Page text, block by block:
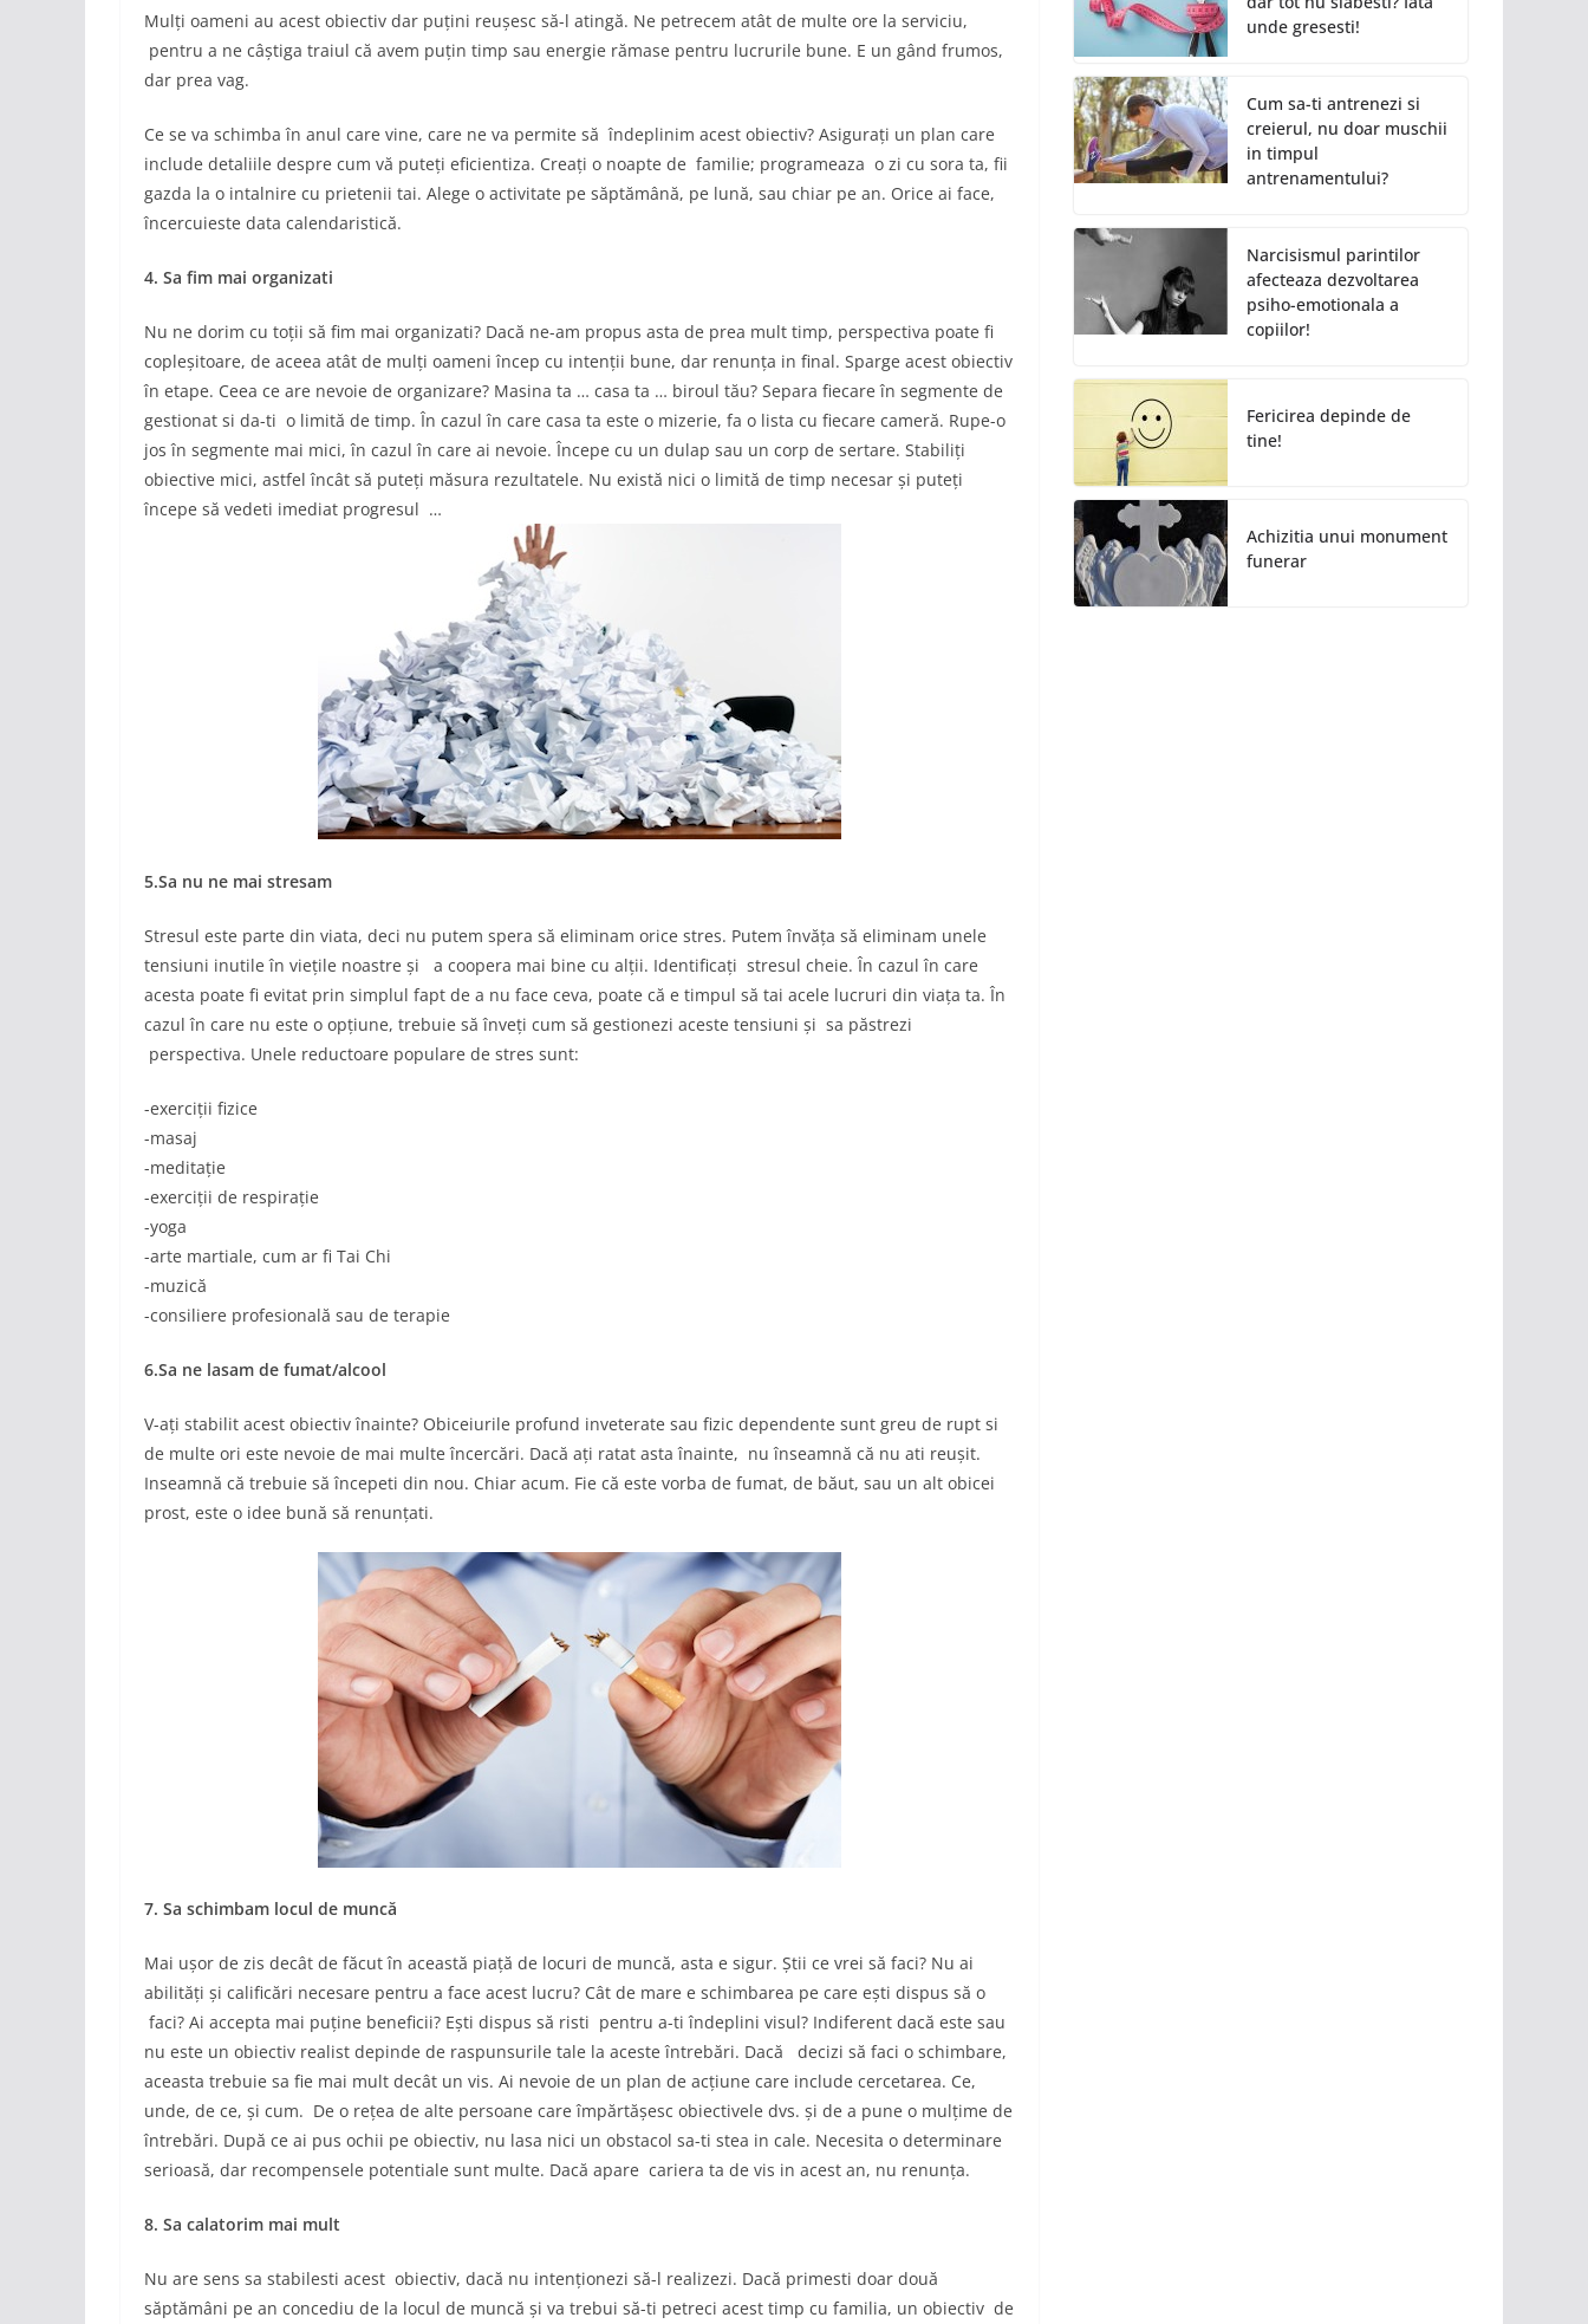
Mulți oameni au acest obiectiv dar puțini reușesc să-l atingă. Ne petrecem atât de multe ore la serviciu,
pentru a ne câștiga traiul că avem puțin timp sau energie rămase pentru lucrurile bune. E un gând frumos,
dar prea vag.
Ce se va schimba în anul care vine, care ne va permite să îndeplinim acest obiectiv? Asigurați un plan care
include detaliile despre cum vă puteți eficientiza. Creați o noapte de familie; programeaza o zi cu sora ta, fii
gazda la o intalnire cu prietenii tai. Alege o activitate pe săptămână, pe lună, sau chiar pe an. Orice ai face,
încercuieste data calendaristică.
4. Sa fim mai organizati
Nu ne dorim cu toții să fim mai organizati? Dacă ne-am propus asta de prea mult timp, perspectiva poate fi
copleșitoare, de aceea atât de mulți oameni încep cu intenții bune, dar renunța in final. Sparge acest obiectiv
în etape. Ceea ce are nevoie de organizare? Masina ta … casa ta … biroul tău? Separa fiecare în segmente de
gestionat si da-ti o limită de timp. În cazul în care casa ta este o mizerie, fa o lista cu fiecare cameră. Rupe-o
jos în segmente mai mici, în cazul în care ai nevoie. Începe cu un dulap sau un corp de sertare. Stabiliți
obiective mici, astfel încât să puteți măsura rezultatele. Nu există nici o limită de timp necesar și puteți
începe să vedeti imediat progresul …
5.Sa nu ne mai stresam
Stresul este parte din viata, deci nu putem spera să eliminam orice stres. Putem învăța să eliminam unele
tensiuni inutile în viețile noastre și a coopera mai bine cu alții. Identificați stresul cheie. În cazul în care
acesta poate fi evitat prin simplul fapt de a nu face ceva, poate că e timpul să tai acele lucruri din viața ta. În
cazul în care nu este o opțiune, trebuie să înveți cum să gestionezi aceste tensiuni și sa păstrezi
perspectiva. Unele reductoare populare de stres sunt:
-exerciții fizice
-masaj
-meditație
-exerciții de respirație
-yoga
-arte martiale, cum ar fi Tai Chi
-muzică
-consiliere profesională sau de terapie
6.Sa ne lasam de fumat/alcool
V-ați stabilit acest obiectiv înainte? Obiceiurile profund inveterate sau fizic dependente sunt greu de rupt si
de multe ori este nevoie de mai multe încercări. Dacă ați ratat asta înainte, nu înseamnă că nu ati reușit.
Inseamnă că trebuie să începeti din nou. Chiar acum. Fie că este vorba de fumat, de băut, sau un alt obicei
prost, este o idee bună să renunțati.
7. Sa schimbam locul de muncă
Mai ușor de zis decât de făcut în această piață de locuri de muncă, asta e sigur. Știi ce vrei să faci? Nu ai
abilități și calificări necesare pentru a face acest lucru? Cât de mare e schimbarea pe care ești dispus să o
faci? Ai accepta mai puține beneficii? Ești dispus să risti pentru a-ti îndeplini visul? Indiferent dacă este sau
nu este un obiectiv realist depinde de raspunsurile tale la aceste întrebări. Dacă decizi să faci o schimbare,
aceasta trebuie sa fie mai mult decât un vis. Ai nevoie de un plan de acțiune care include cercetarea. Ce,
unde, de ce, și cum. De o rețea de alte persoane care împărtășesc obiectivele dvs. și de a pune o mulțime de
întrebări. După ce ai pus ochii pe obiectiv, nu lasa nici un obstacol sa-ti stea in cale. Necesita o determinare
serioasă, dar recompensele potentiale sunt multe. Dacă apare cariera ta de vis in acest an, nu renunța.
8. Sa calatorim mai mult
Nu are sens sa stabilesti acest obiectiv, dacă nu intenționezi să-l realizezi. Dacă primesti doar două
săptămâni pe an concediu de la locul de muncă și va trebui să-ti petreci acest timp cu familia, un obiectiv de
unde gresesti!
Cum sa-ti antrenezi si
creierul, nu doar muschii
in timpul
antrenamentului?
Narcisismul parintilor
afecteaza dezvoltarea
psiho-emotionala a
copiilor!
Fericirea depinde de
tine!
Achizitia unui monument
funerar